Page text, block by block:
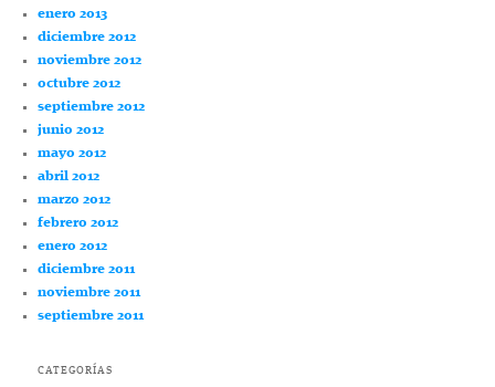
enero 2013
diciembre 2012
noviembre 2012
octubre 2012
septiembre 2012
junio 2012
mayo 2012
abril 2012
marzo 2012
febrero 2012
enero 2012
diciembre 2011
noviembre 2011
septiembre 2011
CATEGORÍAS